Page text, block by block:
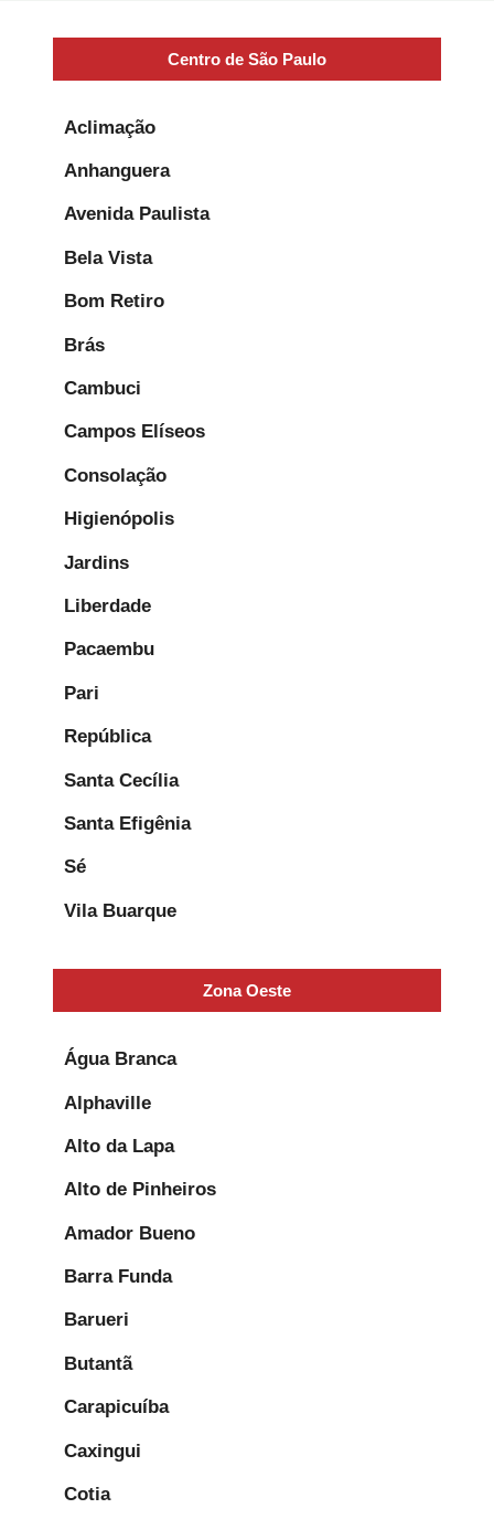
Centro de São Paulo
Aclimação
Anhanguera
Avenida Paulista
Bela Vista
Bom Retiro
Brás
Cambuci
Campos Elíseos
Consolação
Higienópolis
Jardins
Liberdade
Pacaembu
Pari
República
Santa Cecília
Santa Efigênia
Sé
Vila Buarque
Zona Oeste
Água Branca
Alphaville
Alto da Lapa
Alto de Pinheiros
Amador Bueno
Barra Funda
Barueri
Butantã
Carapicuíba
Caxingui
Cotia